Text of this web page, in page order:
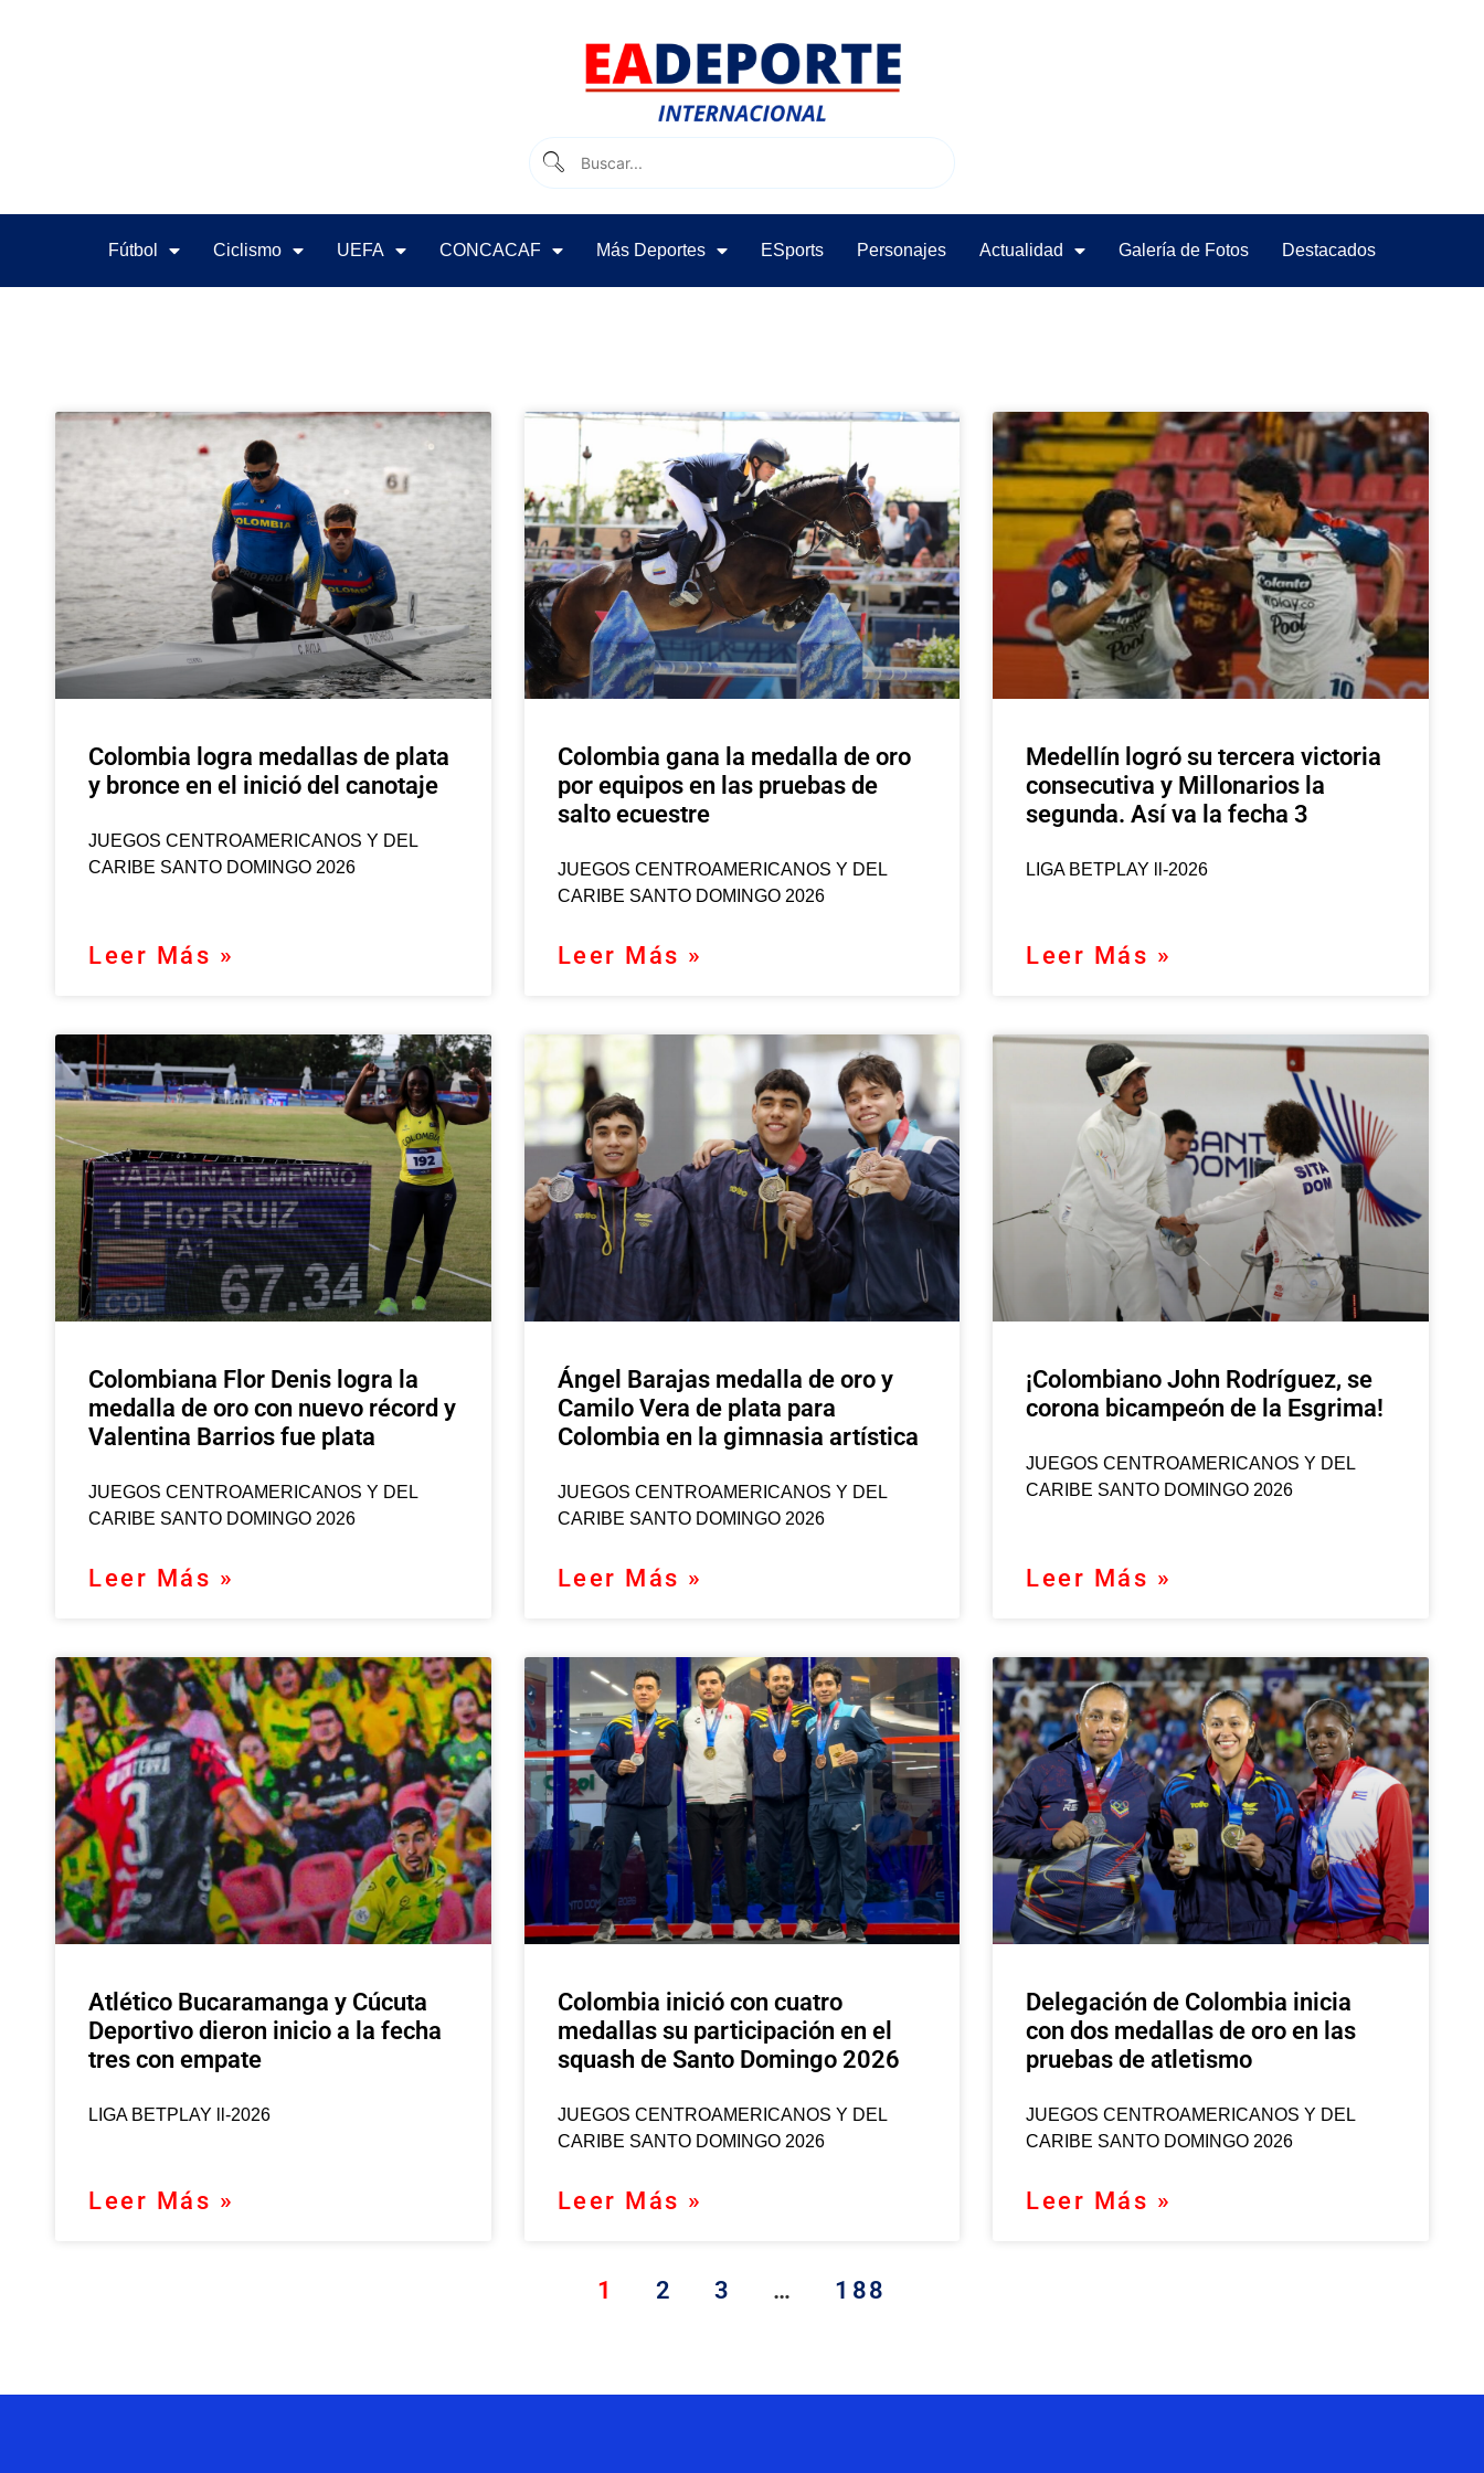
Fútbol Ciclismo UEFA CONCACAF Más Deportes ESports Personajes Actualidad Galería de Fotos Destacados
Colombia logra medallas de plata
y bronce en el inició del canotaje
JUEGOS CENTROAMERICANOS Y DEL
CARIBE SANTO DOMINGO 2026
Leer Más »
Colombia gana la medalla de oro
por equipos en las pruebas de
salto ecuestre
JUEGOS CENTROAMERICANOS Y DEL
CARIBE SANTO DOMINGO 2026
Leer Más »
Medellín logró su tercera victoria
consecutiva y Millonarios la
segunda. Así va la fecha 3
LIGA BETPLAY ll-2026
Leer Más »
Colombiana Flor Denis logra la
medalla de oro con nuevo récord y
Valentina Barrios fue plata
JUEGOS CENTROAMERICANOS Y DEL
CARIBE SANTO DOMINGO 2026
Leer Más »
Ángel Barajas medalla de oro y
Camilo Vera de plata para
Colombia en la gimnasia artística
JUEGOS CENTROAMERICANOS Y DEL
CARIBE SANTO DOMINGO 2026
Leer Más »
¡Colombiano John Rodríguez, se
corona bicampeón de la Esgrima!
JUEGOS CENTROAMERICANOS Y DEL
CARIBE SANTO DOMINGO 2026
Leer Más »
Atlético Bucaramanga y Cúcuta
Deportivo dieron inicio a la fecha
tres con empate
LIGA BETPLAY ll-2026
Leer Más »
Colombia inició con cuatro
medallas su participación en el
squash de Santo Domingo 2026
JUEGOS CENTROAMERICANOS Y DEL
CARIBE SANTO DOMINGO 2026
Leer Más »
Delegación de Colombia inicia
con dos medallas de oro en las
pruebas de atletismo
JUEGOS CENTROAMERICANOS Y DEL
CARIBE SANTO DOMINGO 2026
Leer Más »
1 2 3 … 188